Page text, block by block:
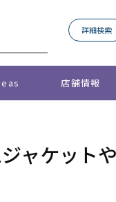
詳細検索
店舗情報
ャケット